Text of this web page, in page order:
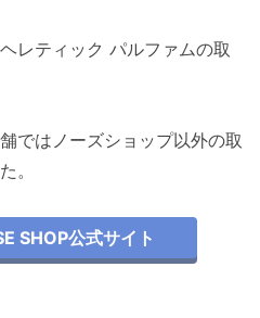
レティック パルファムの取
ではノーズショップ以外の取
。
SHOP公式サイト